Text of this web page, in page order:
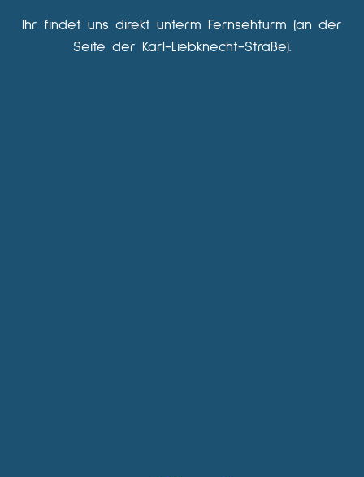
Ihr findet uns direkt unterm Fernsehturm (an der
Seite der Karl-Liebknecht-Straße).